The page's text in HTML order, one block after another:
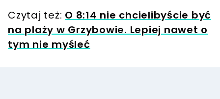
Czytaj też: O 8:14 nie chcielibyście być
na plaży w Grzybowie. Lepiej nawet o
tym nie myśleć